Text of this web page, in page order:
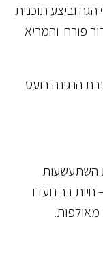
וביצע תוכנית
והמריא
בועט
בר נועדו